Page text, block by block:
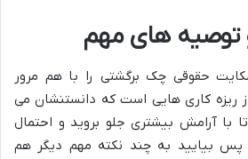
توصیه های مهم
حقوقی چک برگشتی را با هم مرور
ریزه کاری هایی است که دانستنشان می
با آرامش بیشتری جلو بروید و احتمال
پس بیایید به چند نکته مهم دیگر هم